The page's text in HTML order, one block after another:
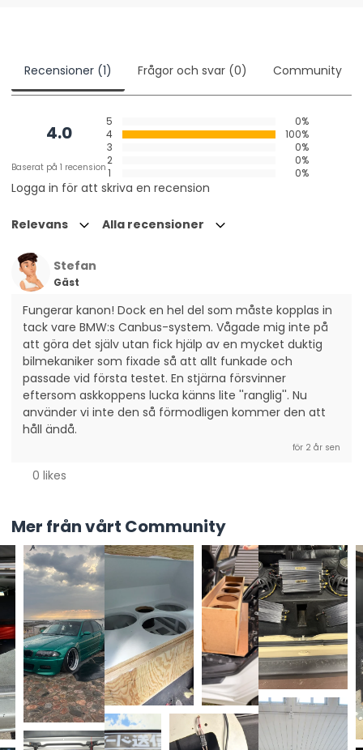
Recensioner (1) Frågor och svar (0) Community
4.0
Baserat på 1 recension
5
0%
4
100%
3
0%
2
0%
1
0%
Logga in för att skriva en recension
Relevans Alla recensioner
Stefan
Gäst
Fungerar kanon! Dock en hel del som måste kopplas in
tack vare BMW:s Canbus-system. Vågade mig inte på
att göra det själv utan fick hjälp av en mycket duktig
bilmekaniker som fixade så att allt funkade och
passade vid första testet. En stjärna försvinner
eftersom askkoppens lucka känns lite ''ranglig''. Nu
använder vi inte den så förmodligen kommer den att
håll ändå.
för 2 år sen
0 likes
Mer från vårt Community